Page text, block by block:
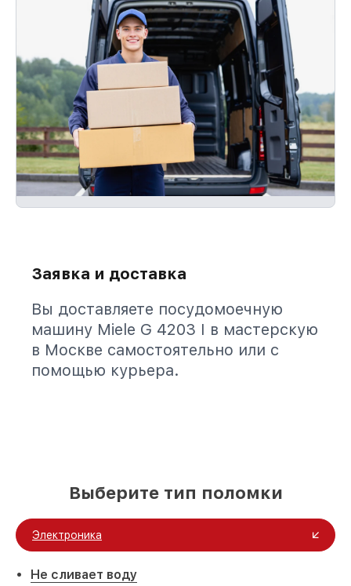
Заявка и доставка
Вы доставляете посудомоечную
машину Miele G 4203 I в мастерскую
в Москве самостоятельно или с
помощью курьера.
Выберите тип поломки
Электроника
Не сливает воду